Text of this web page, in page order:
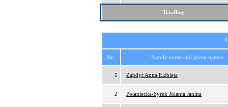
Totalling
No. Family name and given names
1 Zabdyr Anna Elżbieta
2 Połaniecka-Syrek Jolanta Janina